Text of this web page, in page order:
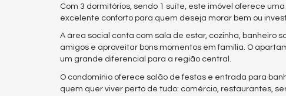
Com 3 dormitórios, sendo 1 suíte, este imóvel oferece
excelente conforto para quem deseja morar bem ou
A área social conta com sala de estar, cozinha, banheiro
amigos e aproveitar bons momentos em família. O
um grande diferencial para a região central.
O condomínio oferece salão de festas e entrada para
quem quer viver perto de tudo: comércio, restaurantes,